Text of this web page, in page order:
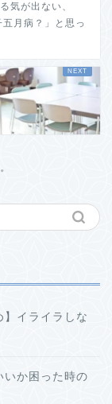
気が出ない、
五月病？」と思っ
】イライラしな
いか困った時の